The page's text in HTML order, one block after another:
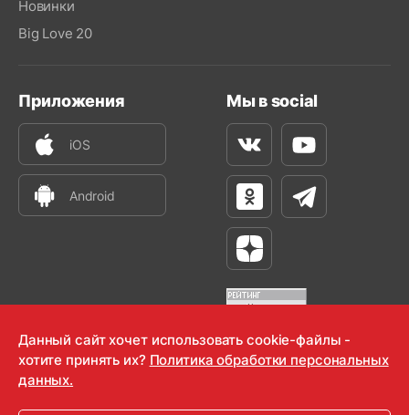
Новинки
Big Love 20
Приложения
iOS
Android
Мы в social
ВконтактеYoutube
Одноклассники
Телеграм
Яндекс Дзен
OOO "Радио-Любовь" 2000-2026
Данный сайт хочет использовать cookie-файлы -
хотите принять их? Политика обработки персональных
данных.